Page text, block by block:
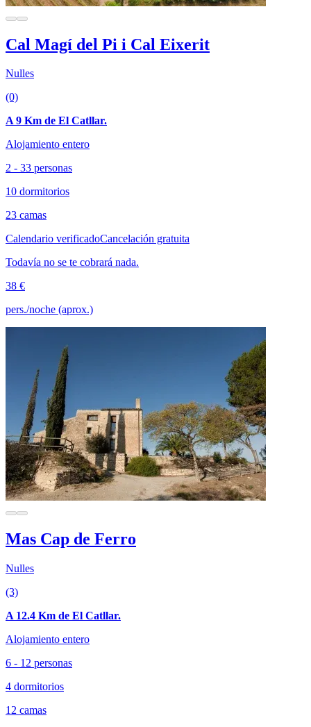
Cal Magí del Pi i Cal Eixerit
Nulles
(0)
A 9 Km de El Catllar.
Alojamiento entero
2 - 33 personas
10 dormitorios
23 camas
Calendario verificadoCancelación gratuita
Todavía no se te cobrará nada.
38 €
pers./noche (aprox.)
Mas Cap de Ferro
Nulles
(3)
A 12.4 Km de El Catllar.
Alojamiento entero
6 - 12 personas
4 dormitorios
12 camas